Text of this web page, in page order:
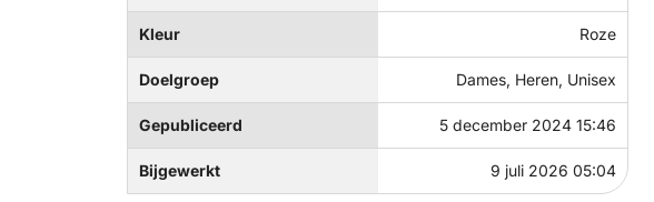
Kleur Roze
Doelgroep Dames, Heren, Unisex
Gepubliceerd 5 december 2024 15:46
Bijgewerkt 9 juli 2026 05:04